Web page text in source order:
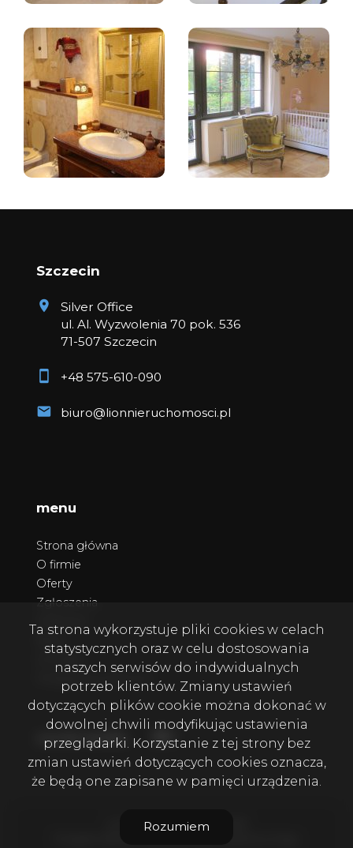
Szczecin
Silver Office
ul. Al. Wyzwolenia 70 pok. 536
71-507 Szczecin
+48 575-610-090
biuro@lionnieruchomosci.pl
menu
Strona główna
O firmie
Oferty
Zgłoszenia
Kontakt
Polityka prywatności
social media Facebook
Facebook
Lion Nieruchomości © 2026
Ta strona wykorzystuje pliki cookies w celach
statystycznych oraz w celu dostosowania
naszych serwisów do indywidualnych
potrzeb klientów. Zmiany ustawień
dotyczących plików cookie można dokonać w
dowolnej chwili modyfikując ustawienia
przeglądarki. Korzystanie z tej strony bez
zmian ustawień dotyczących cookies oznacza,
że będą one zapisane w pamięci urządzenia.
Rozumiem